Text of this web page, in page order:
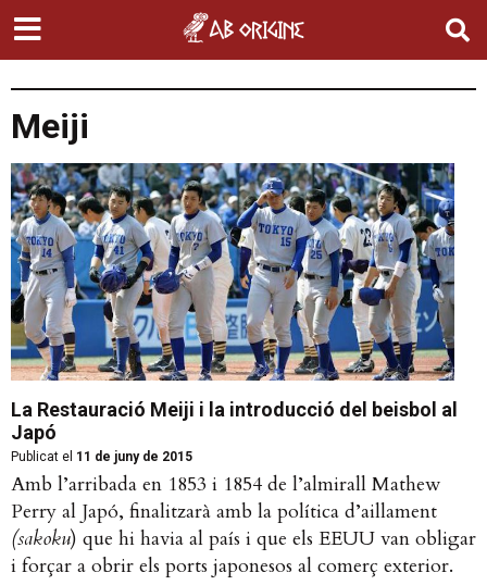
Meiji
La Restauració Meiji i la introducció del beisbol al
Japó
Publicat el 11 de juny de 2015
Amb l’arribada en 1853 i 1854 de l’almirall Mathew
Perry al Japó, finalitzarà amb la política d’aillament
(sakoku) que hi havia al país i que els EEUU van obligar
i forçar a obrir els ports japonesos al comerç exterior.